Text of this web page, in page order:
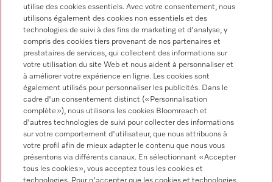
FRANCAIS
Informations légales
Miele sur Instagram
Miele sur Youtube
utilise des cookies essentiels. Avec votre consentement, nous
utilisons également des cookies non essentiels et des
technologies de suivi à des fins de marketing et d'analyse, y
compris des cookies tiers provenant de nos partenaires et
prestataires de services, qui collectent des informations sur
votre utilisation du site Web et nous aident à personnaliser et
à améliorer votre expérience en ligne. Les cookies sont
également utilisés pour personnaliser les publicités. Dans le
cadre d'un consentement distinct (« Personnalisation
complète »), nous utilisons les cookies Bloomreach et
d'autres technologies de suivi pour collecter des informations
sur votre comportement d'utilisateur, que nous attribuons à
votre profil afin de mieux adapter le contenu que nous vous
présentons via différents canaux. En sélectionnant « Accepter
tous les cookies », vous acceptez tous les cookies et